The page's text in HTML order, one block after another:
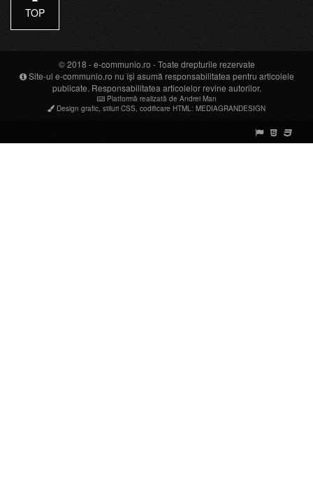
TOP
© 2018 -e-communio.ro - Toate drepturile rezervate
Site-ul e-communio.ro nu își asumă responsabilitatea pentru articolele
publicate. Responsabilitatea articolelor revine autorilor.
Platformă realizată de Andrei Man
Design grafic, stiluri CSS, codificare HTML: MEDIAGRANDESIGN